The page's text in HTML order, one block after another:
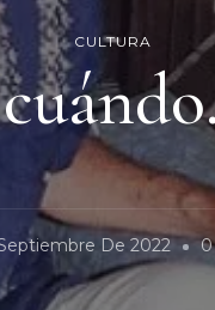
CULTURA
De 2022 0